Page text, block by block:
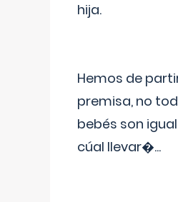
hija.
Hemos de
premisa, no
bebés son
cúal llevar�...